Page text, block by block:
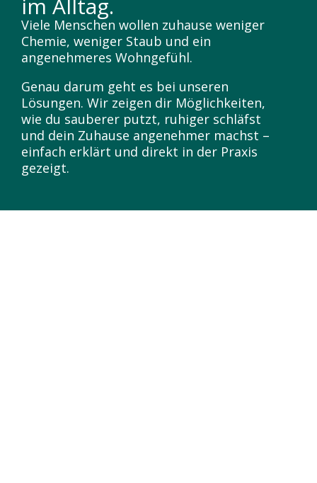
im Alltag.
Viele Menschen wollen zuhause weniger
Chemie, weniger Staub und ein
angenehmeres Wohngefühl.
Genau darum geht es bei unseren
Lösungen. Wir zeigen dir Möglichkeiten,
wie du sauberer putzt, ruhiger schläfst
und dein Zuhause angenehmer machst –
einfach erklärt und direkt in der Praxis
gezeigt.